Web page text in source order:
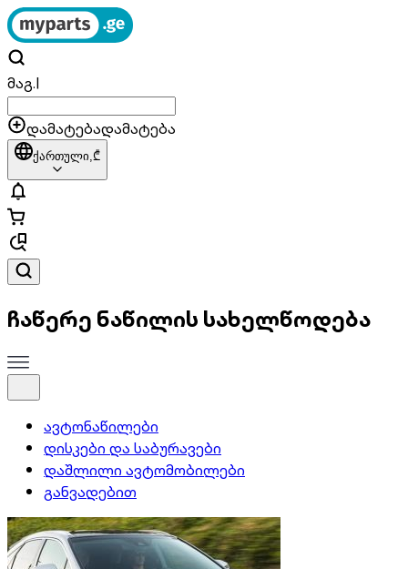
მაგ.|
დამატებადამატება
ქართული,₾
ჩაწერე ნაწილის სახელწოდება
ავტონაწილები
დისკები და საბურავები
დაშლილი ავტომობილები
განვადებით